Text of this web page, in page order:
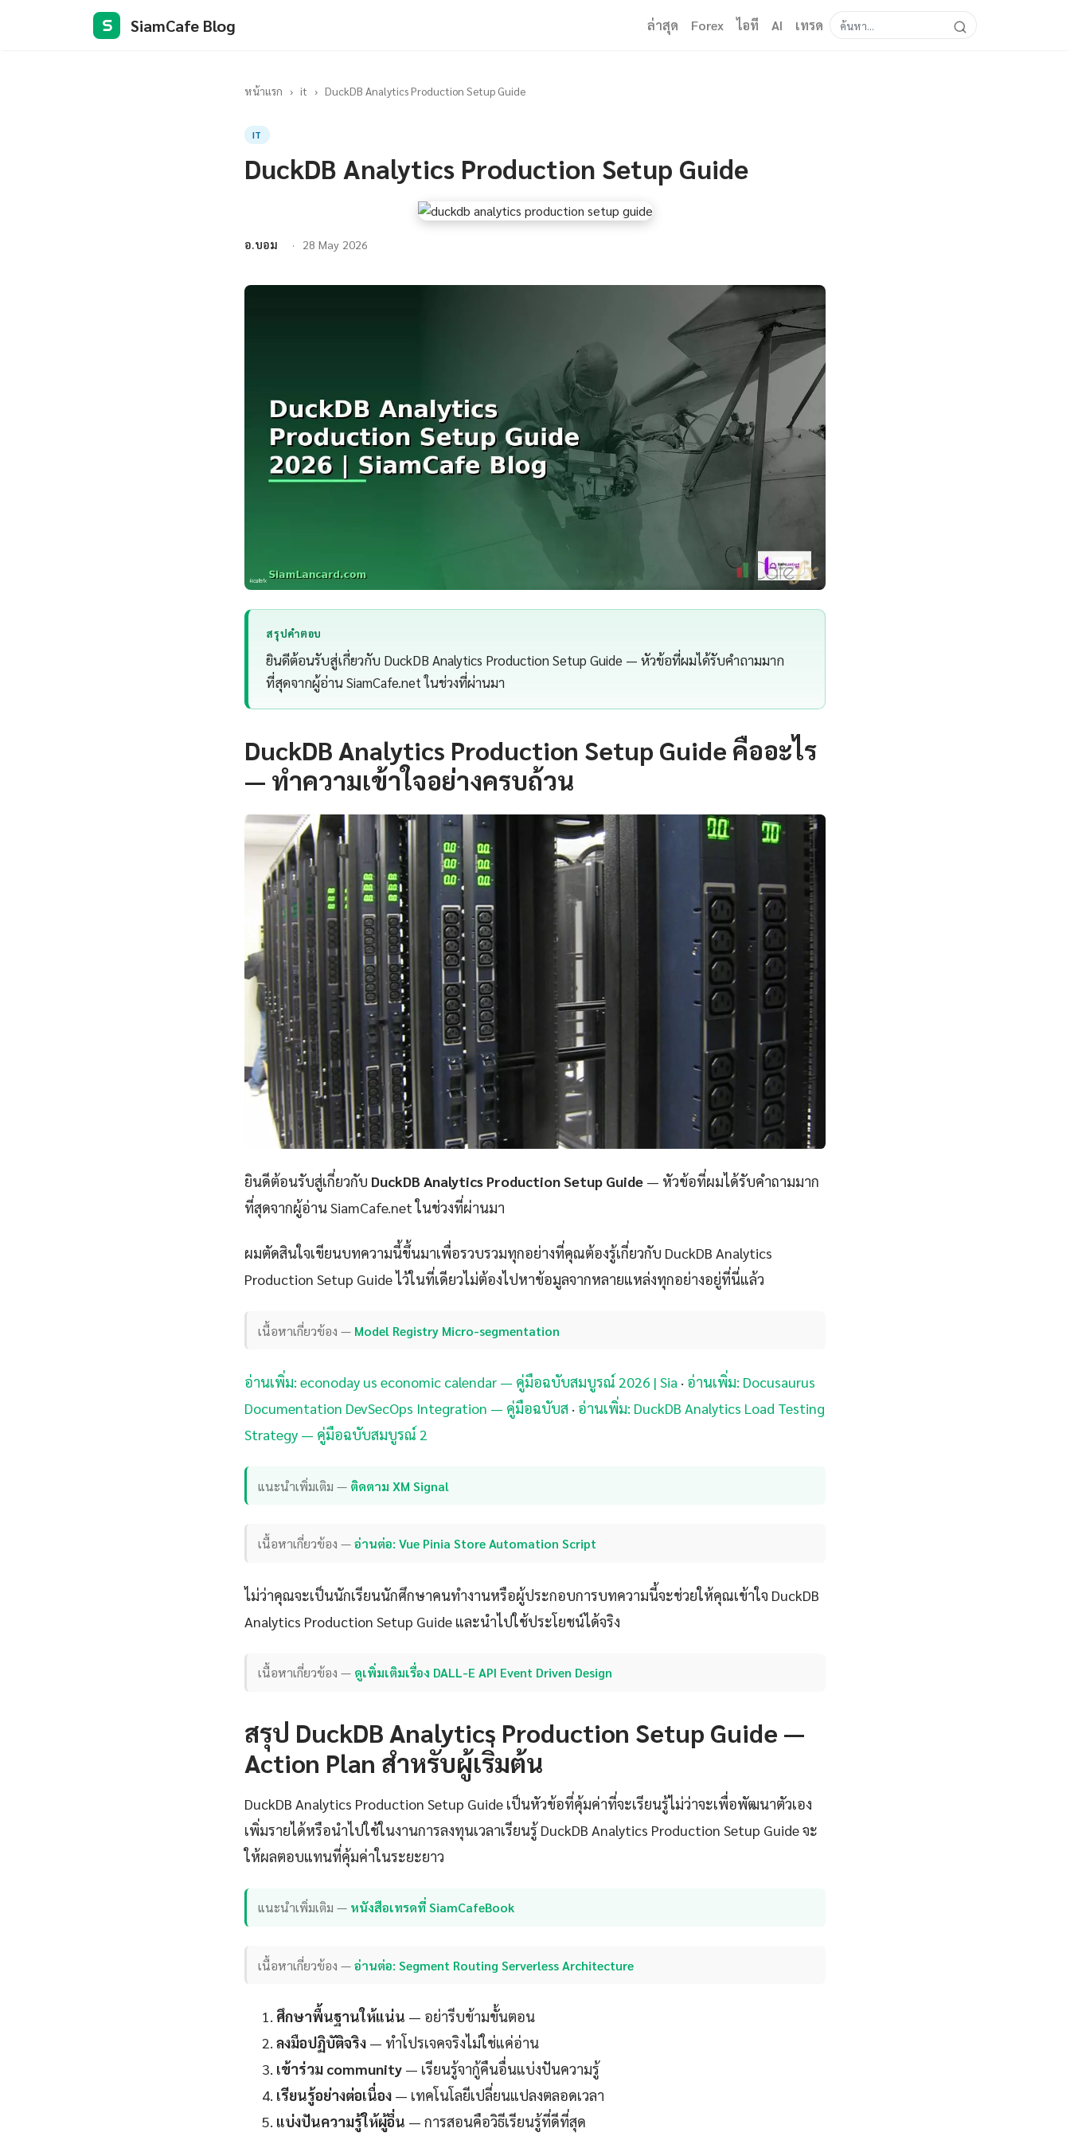
S SiamCafe Blog ล่าสุด Forex ไอที AI เทรด
หน้าแรก › it › DuckDB Analytics Production Setup Guide
IT
DuckDB Analytics Production Setup Guide
อ.บอม 28 May 2026
สรุปคำตอบ
ยินดีต้อนรับสู่เกี่ยวกับ DuckDB Analytics Production Setup Guide — หัวข้อที่ผมได้รับคำถามมาก
ที่สุดจากผู้อ่าน SiamCafe.net ในช่วงที่ผ่านมา
DuckDB Analytics Production Setup Guide คืออะไร
— ทำความเข้าใจอย่างครบถ้วน
ยินดีต้อนรับสู่เกี่ยวกับ DuckDB Analytics Production Setup Guide — หัวข้อที่ผมได้รับคำถามมาก
ที่สุดจากผู้อ่าน SiamCafe.net ในช่วงที่ผ่านมา
ผมตัดสินใจเขียนบทความนี้ขึ้นมาเพื่อรวบรวมทุกอย่างที่คุณต้องรู้เกี่ยวกับ DuckDB Analytics
Production Setup Guide ไว้ในที่เดียวไม่ต้องไปหาข้อมูลจากหลายแหล่งทุกอย่างอยู่ที่นี่แล้ว
เนื้อหาเกี่ยวข้อง — Model Registry Micro-segmentation
อ่านเพิ่ม: econoday us economic calendar — คู่มือฉบับสมบูรณ์ 2026 | Sia · อ่านเพิ่ม: Docusaurus
Documentation DevSecOps Integration — คู่มือฉบับส · อ่านเพิ่ม: DuckDB Analytics Load Testing
Strategy — คู่มือฉบับสมบูรณ์ 2
แนะนำเพิ่มเติม — ติดตาม XM Signal
เนื้อหาเกี่ยวข้อง —อ่านต่อ: Vue Pinia Store Automation Script
ไม่ว่าคุณจะเป็นนักเรียนนักศึกษาคนทำงานหรือผู้ประกอบการบทความนี้จะช่วยให้คุณเข้าใจ DuckDB
Analytics Production Setup Guide และนำไปใช้ประโยชน์ได้จริง
เนื้อหาเกี่ยวข้อง — ดูเพิ่มเติมเรื่อง DALL-E API Event Driven Design
สรุป DuckDB Analytics Production Setup Guide —
Action Plan สำหรับผู้เริ่มต้น
DuckDB Analytics Production Setup Guide เป็นหัวข้อที่คุ้มค่าที่จะเรียนรู้ไม่ว่าจะเพื่อพัฒนาตัวเอง
เพิ่มรายได้หรือนำไปใช้ในงานการลงทุนเวลาเรียนรู้ DuckDB Analytics Production Setup Guide จะ
ให้ผลตอบแทนที่คุ้มค่าในระยะยาว
แนะนำเพิ่มเติม — หนังสือเทรดที่ SiamCafeBook
เนื้อหาเกี่ยวข้อง —อ่านต่อ: Segment Routing Serverless Architecture
ศึกษาพื้นฐานให้แน่น — อย่ารีบข้ามขั้นตอน
ลงมือปฏิบัติจริง — ทำโปรเจคจริงไม่ใช่แค่อ่าน
เข้าร่วม community — เรียนรู้จากู้คืนอื่นแบ่งปันความรู้
เรียนรู้อย่างต่อเนื่อง — เทคโนโลยีเปลี่ยนแปลงตลอดเวลา
แบ่งปันความรู้ให้ผู้อื่น — การสอนคือวิธีเรียนรู้ที่ดีที่สุด